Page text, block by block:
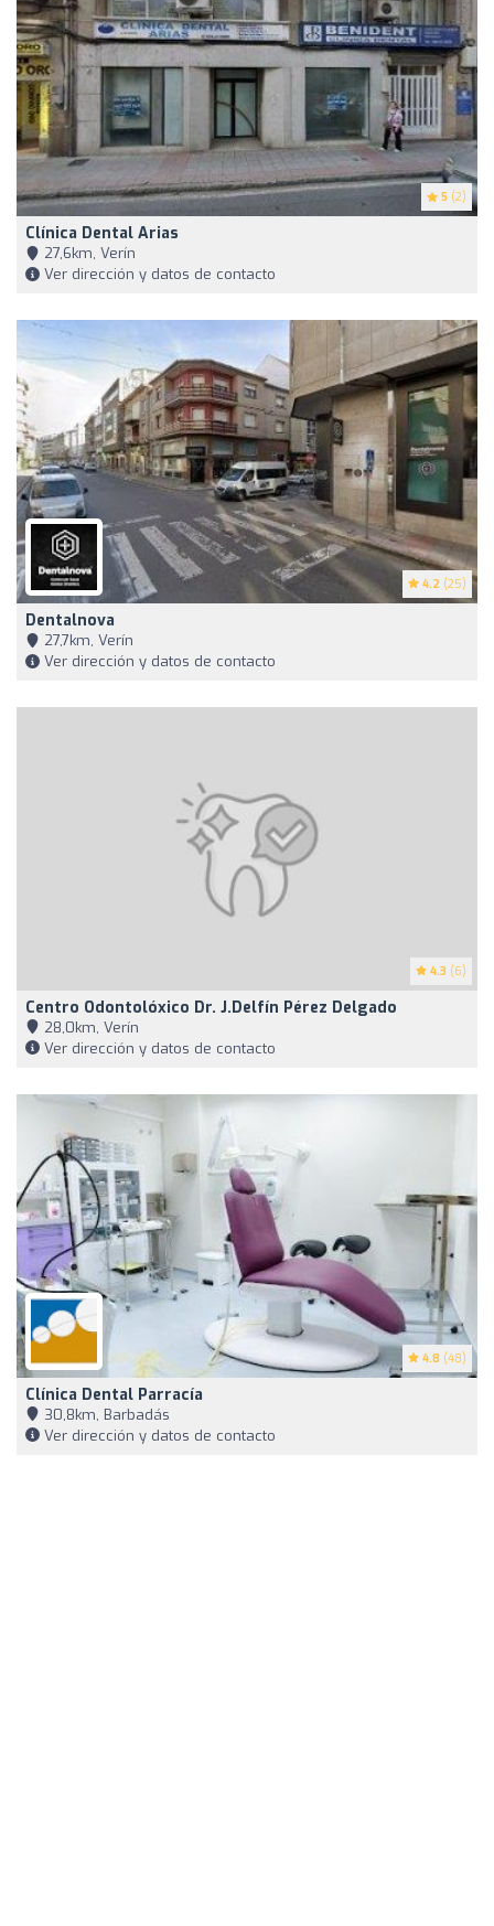
5 (2)
Clínica Dental Arias
27,6km, Verín
Ver dirección y datos de contacto
4.2 (25)
Dentalnova
27,7km, Verín
Ver dirección y datos de contacto
4.3 (6)
Centro Odontolóxico Dr. J.Delfín Pérez Delgado
28,0km, Verín
Ver dirección y datos de contacto
4.8 (48)
Clínica Dental Parracía
30,8km, Barbadás
Ver dirección y datos de contacto